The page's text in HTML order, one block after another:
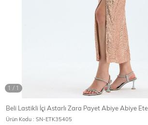
Mont & Kaban
T-Shirt
Beli Lastikli İçi Astarlı Zara Payet Abiye Abiye
Ürün Kodu : SN-ETK35405